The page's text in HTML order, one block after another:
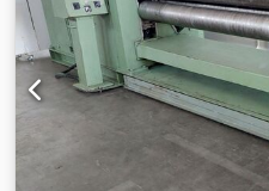
des rouleaux Dkodpfx
par moteur frein -
retrait rapide de la pièce -
les rouleaux inférieurs et
pied pour course R/L avec
Alimentation par rouleau
dispositif de sécurité